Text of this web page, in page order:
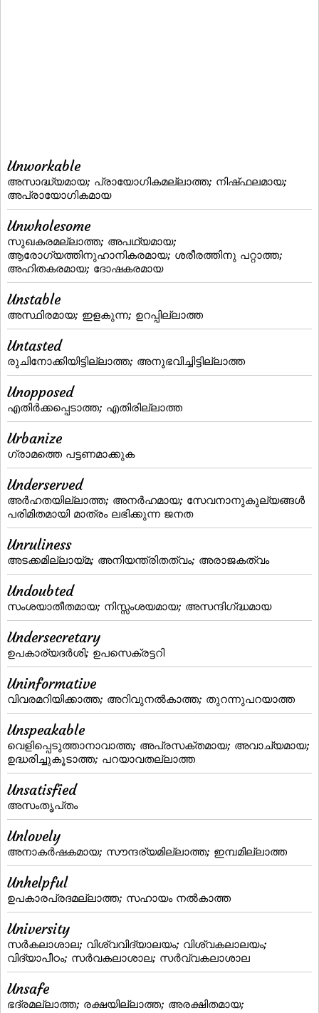
Unworkable
അസാദ്ധ്യമായ; പ്രായോഗികമല്ലാത്ത; നിഷ്‌ഫലമായ;
അപ്രായോഗികമായ
Unwholesome
സുഖകരമല്ലാത്ത; അപഥ്യമായ;
ആരോഗ്യത്തിനുഹാനികരമായ; ശരീരത്തിനു പറ്റാത്ത;
അഹിതകരമായ; ദോഷകരമായ
Unstable
അസ്ഥിരമായ; ഇളകുന്ന; ഉറപ്പില്ലാത്ത
Untasted
രുചിനോക്കിയിട്ടില്ലാത്ത; അനുഭവിച്ചിട്ടില്ലാത്ത
Unopposed
എതിര്‍ക്കപ്പെടാത്ത; എതിരില്ലാത്ത
Urbanize
ഗ്രാമത്തെ പട്ടണമാക്കുക
Underserved
അര്‍ഹതയില്ലാത്ത; അനര്‍ഹമായ; സേവനാനുകുല്യങ്ങൾ
പരിമിതമായി മാത്രം ലഭിക്കുന്ന ജനത
Unruliness
അടക്കമില്ലായ്‌മ; അനിയന്ത്രിതത്വം; അരാജകത്വം
Undoubted
സംശയാതീതമായ; നിസ്സംശയമായ; അസന്ദിഗ്‌ദ്ധമായ
Undersecretary
ഉപകാര്യദര്‍ശി; ഉപസെക്രട്ടറി
Uninformative
വിവരമറിയിക്കാത്ത; അറിവുനല്‍കാത്ത; തുറന്നുപറയാത്ത
Unspeakable
വെളിപ്പെടുത്താനാവാത്ത; അപ്രസക്തമായ; അവാച്യമായ;
ഉദ്ധരിച്ചുകൂടാത്ത; പറയാവതല്ലാത്ത
Unsatisfied
അസംതൃപ്‌തം
Unlovely
അനാകര്‍ഷകമായ; സൗന്ദര്യമില്ലാത്ത; ഇമ്പമില്ലാത്ത
Unhelpful
ഉപകാരപ്രദമല്ലാത്ത; സഹായം നല്‍കാത്ത
University
സര്‍കലാശാല; വിശ്വവിദ്യാലയം; വിശ്വകലാലയം;
വിദ്യാപീഠം; സര്‍വകലാശാല; സര്‍വ്വകലാശാല
Unsafe
ഭദ്രമല്ലാത്ത; രക്ഷയില്ലാത്ത; അരക്ഷിതമായ;